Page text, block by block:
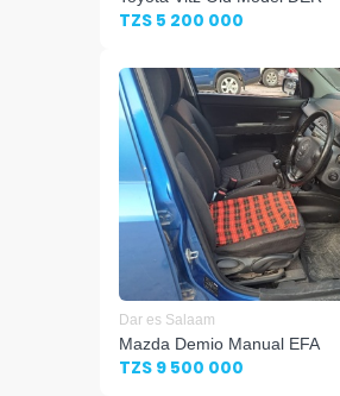
TZS 5 200 000
Dar es Salaam
Mazda Demio Manual EFA
TZS 9 500 000